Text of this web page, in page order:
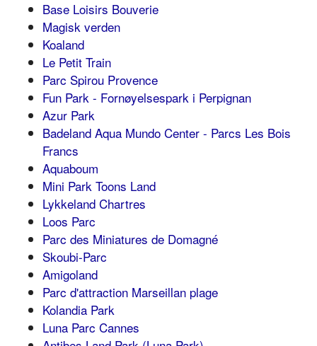
Base Loisirs Bouverie
Magisk verden
Koaland
Le Petit Train
Parc Spirou Provence
Fun Park - Fornøyelsespark i Perpignan
Azur Park
Badeland Aqua Mundo Center - Parcs Les Bois
Francs
Aquaboum
Mini Park Toons Land
Lykkeland Chartres
Loos Parc
Parc des Miniatures de Domagné
Skoubi-Parc
Amigoland
Parc d'attraction Marseillan plage
Kolandia Park
Luna Parc Cannes